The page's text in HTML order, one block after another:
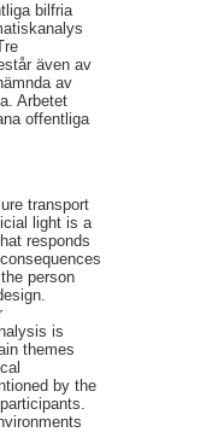
bilfria
även av
av
Arbetet
offentliga
transport
light is a
responds
person
is
themes
by the